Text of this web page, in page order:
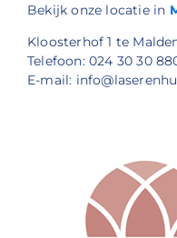
Bekijk onze locatie in
Kloosterhof 1 te
Telefoon: 024 30 30
E-mail: